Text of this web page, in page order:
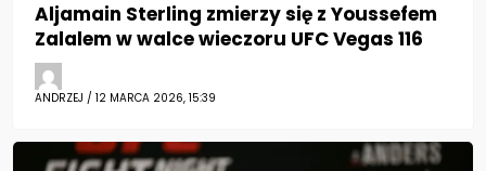
Aljamain Sterling zmierzy się z Youssefem
Zalalem w walce wieczoru UFC Vegas 116
ANDRZEJ / 12 MARCA 2026, 15:39